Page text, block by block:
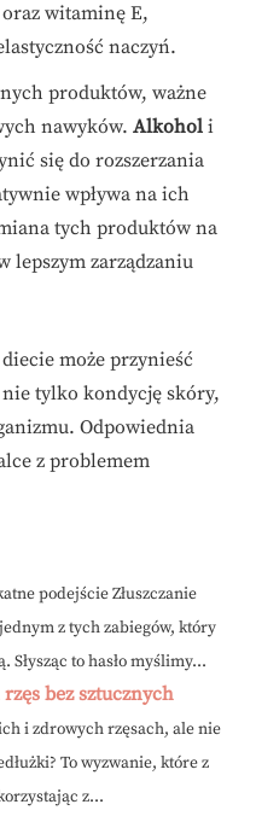
oraz witaminę E,
naczyń.
produktów, ważne
nawyków. Alkohol i
się do rozszerzania
wpływa na ich
tych produktów na
lepszym zarządzaniu
może przynieść
tylko kondycję skóry,
Odpowiednia
z problemem
podejście Złuszczanie
z tych zabiegów, który
to hasło myślimy...
bez sztucznych
i zdrowych rzęsach, ale nie
To wyzwanie, które z
z...